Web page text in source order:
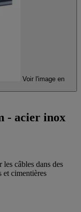
Voir l'image en
- acier inox
câbles dans des
et cimentières